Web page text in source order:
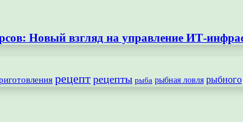
Новый взгляд на управление ИТ-
рецепт рецепты рыба рыбная ловля рыбного